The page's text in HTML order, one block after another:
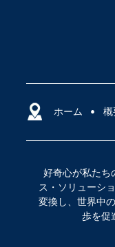
ホーム 概
好奇心が私たち
ス・ソリューシ
変換し、世界中
歩を促
クラ